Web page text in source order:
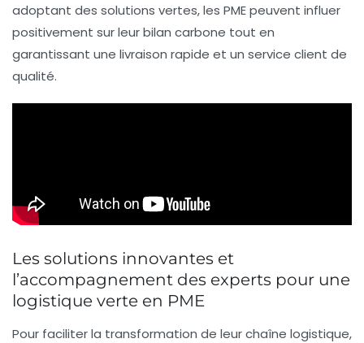
adoptant des solutions vertes, les PME peuvent influer
positivement sur leur bilan carbone tout en
garantissant une livraison rapide et un service client de
qualité.
Les solutions innovantes et
l’accompagnement des experts pour une
logistique verte en PME
Pour faciliter la transformation de leur chaîne logistique,